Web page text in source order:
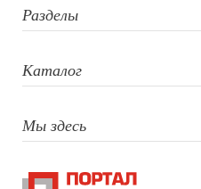
Разделы
Каталог
Мы здесь